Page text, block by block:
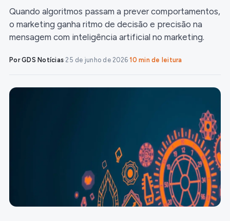
Quando algoritmos passam a prever comportamentos,
o marketing ganha ritmo de decisão e precisão na
mensagem com inteligência artificial no marketing.
Por GDS Notícias·25 de junho de 2026·10 min de leitura